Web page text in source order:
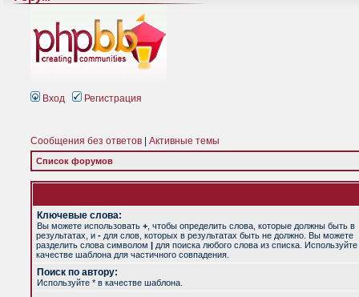
Вход Регистрация
Сообщения без ответов Активные темы
Список форумов
Ключевые слова:
Вы можете использовать + , чтобы определить слова, которые должны быть в
результатах, и - для слов, которых в результатах быть не должно. Вы можете
разделить слова символом | для поиска любого слова из списка. Используйте
качестве шаблона для частичного совпадения.
Поиск по автору:
Используйте * в качестве шаблона.